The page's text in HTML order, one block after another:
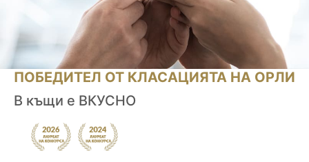
ПОБЕДИТЕЛ ОТ КЛАСАЦИЯТА НА ОРЛИ
В къщи е ВКУСНО